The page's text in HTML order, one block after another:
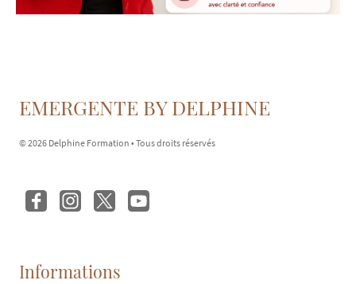
EMERGENTE BY DELPHINE
© 2026 Delphine Formation • Tous droits réservés
Informations